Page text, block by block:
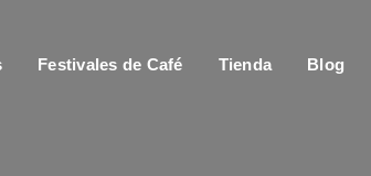
Festivales de Café Tienda Blog